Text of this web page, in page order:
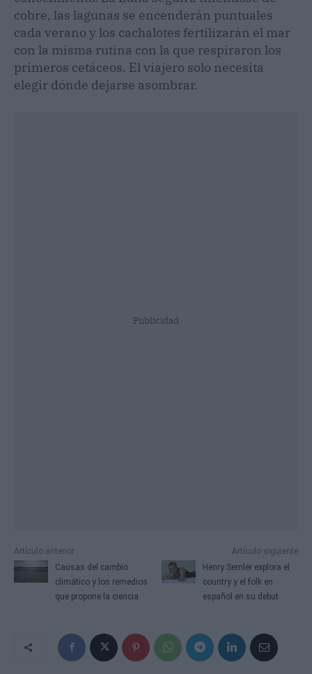
cobre, las lagunas se encenderán puntuales
cada verano y los cachalotes fertilizarán el mar
con la misma rutina con la que respiraron los
primeros cetáceos. El viajero solo necesita
elegir dónde dejarse asombrar.
Publicidad
Artículo anterior
Causas del cambio
climático y los remedios
que propone la ciencia
Artículo siguiente
Henry Semler explora el
country y el folk en
español en su debut